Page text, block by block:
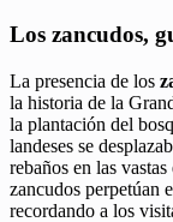
Los zancudos,
La presencia de los
la historia de la
la plantación del
landeses se
rebaños en las
zancudos perpetúan
recordando a los